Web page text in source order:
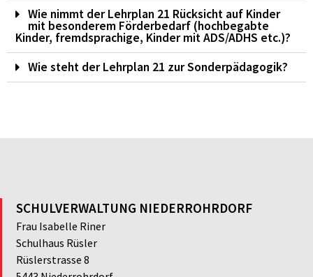
Wie nimmt der Lehrplan 21 Rücksicht auf Kinder
mit besonderem Förderbedarf (hochbegabte
Kinder, fremdsprachige, Kinder mit ADS/ADHS etc.)?
Wie steht der Lehrplan 21 zur Sonderpädagogik?
SCHULVERWALTUNG NIEDERROHRDORF
Frau Isabelle Riner
Schulhaus Rüsler
Rüslerstrasse 8